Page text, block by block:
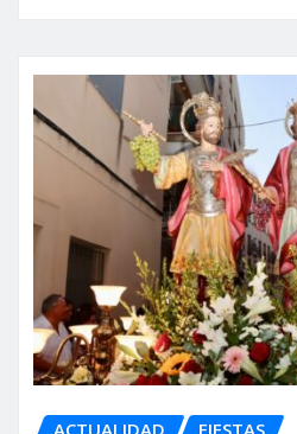
ACTUALIDAD
FIESTAS